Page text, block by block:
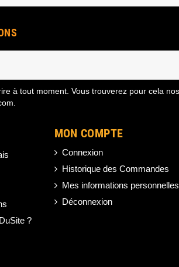
à tout moment. Vous trouverez pour cela
?
MON COMPTE
Connexion
Historique des Commandes
Mes informations personnelles
Déconnexion